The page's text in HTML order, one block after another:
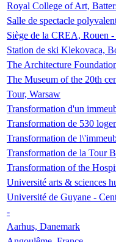
Royal College of Art,
Salle de spectacle
Siège de la CREA, Rouen
Station de ski Klekovaca,
The Architecture
The Museum of the 20th
Tour, Warsaw
Transformation d'un
Transformation de 530
Transformation de
Transformation de la Tour
Transformation of the
Université arts & sciences
Université de Guyane -
-
Aarhus, Danemark